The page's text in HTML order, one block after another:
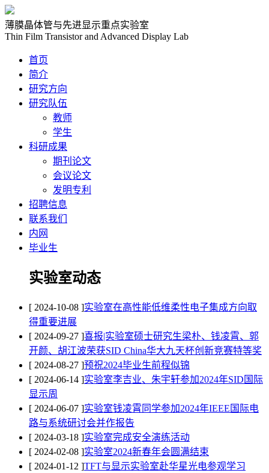
薄膜晶体管与先进显示重点实验室
Thin Film Transistor and Advanced Display Lab
首页
简介
研究方向
研究队伍
教师
学生
科研成果
期刊论文
会议论文
发明专利
招聘信息
联系我们
内网
毕业生
实验室动态
[ 2024-10-08 ]实验室在高性能低维柔性电子集成方向取
得重要进展
[ 2024-09-27 ]喜报|实验室硕士研究生梁朴、钱凌霄、郭
开颜、胡江波荣获SID China华大九天杯创新竞赛特等奖
[ 2024-08-27 ]预祝2024毕业生前程似锦
[ 2024-06-14 ]实验室李吉业、朱宇轩参加2024年SID国际
显示周
[ 2024-06-07 ]实验室钱凌霄同学参加2024年IEEE国际电
路与系统研讨会并作报告
[ 2024-03-18 ]实验室完成安全演练活动
[ 2024-02-08 ]实验室2024新春年会圆满结束
[ 2024-01-12 ]TFT与显示实验室赴华星光电参观学习